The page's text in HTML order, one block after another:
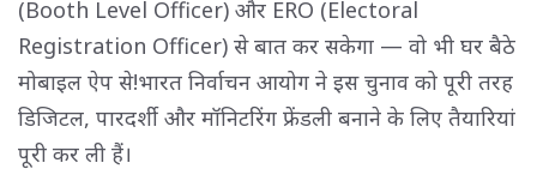
(Booth Level Officer) और ERO (Electoral
Registration Officer) से बात कर सकेगा — वो भी घर बैठे
मोबाइल ऐप से!भारत निर्वाचन आयोग ने इस चुनाव को पूरी तरह
डिजिटल, पारदर्शी और मॉनिटरिंग फ्रेंडली बनाने के लिए तैयारियां
पूरी कर ली हैं।